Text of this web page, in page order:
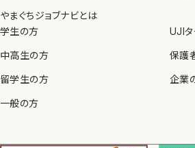
やまぐちジョブナビとは
学生の方
中高生の方
留学生の方
一般の方
UJI
保護
企業